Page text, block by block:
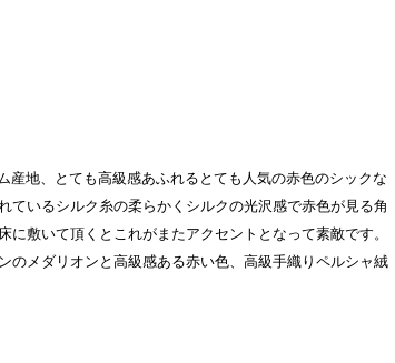
地、とても高級感あふれるとても人気の赤色のシックな
いるシルク糸の柔らかくシルクの光沢感で赤色が見る角
敷いて頂くとこれがまたアクセントとなって素敵です。
のメダリオンと高級感ある赤い色、高級手織りペルシャ絨